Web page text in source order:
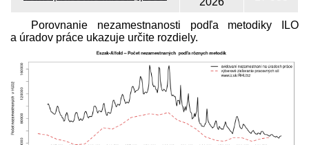
Porovnanie nezamestnanosti podľa metodiky ILO
a úradov práce ukazuje určite rozdiely.